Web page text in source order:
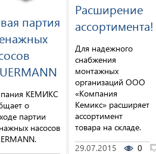
партия
КЕМИКС
о
партии
насосов
Расширение
ассортимента!
Для надежного
снабжения
монтажных
организаций ООО
«Компания
Кемикс» расширяет
ассортимент
товара на складе.
29.07.2015
0